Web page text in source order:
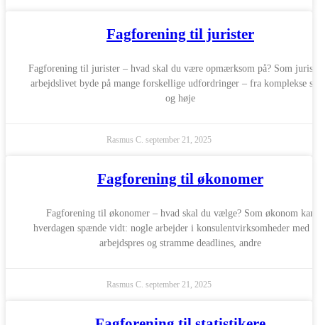
Fagforening til jurister
Fagforening til jurister – hvad skal du være opmærksom på? Som jurist
arbejdslivet byde på mange forskellige udfordringer – fra komplekse
og høje
Rasmus C. september 21, 2025
Fagforening til økonomer
Fagforening til økonomer – hvad skal du vælge? Som økonom kan
hverdagen spænde vidt: nogle arbejder i konsulentvirksomheder med
arbejdspres og stramme deadlines, andre
Rasmus C. september 21, 2025